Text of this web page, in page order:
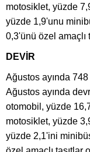
motosiklet, yüzde
yüzde 1,9'unu
0,3'ünü özel amaçlı
DEVİR
Ağustos ayında 748
Ağustos ayında
otomobil, yüzde
motosiklet, yüzde
yüzde 2,1'ini